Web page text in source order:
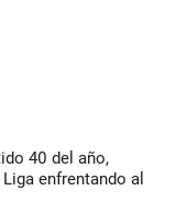
40 del año,
enfrentando al